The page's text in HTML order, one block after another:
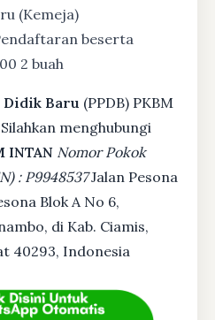
(Kemeja)
beserta
2 buah
Didik Baru (PPDB) PKBM
menghubungi
INTAN Nomor Pokok
: P9948537Jalan Pesona
Blok A No 6,
di Kab. Ciamis,
40293, Indonesia